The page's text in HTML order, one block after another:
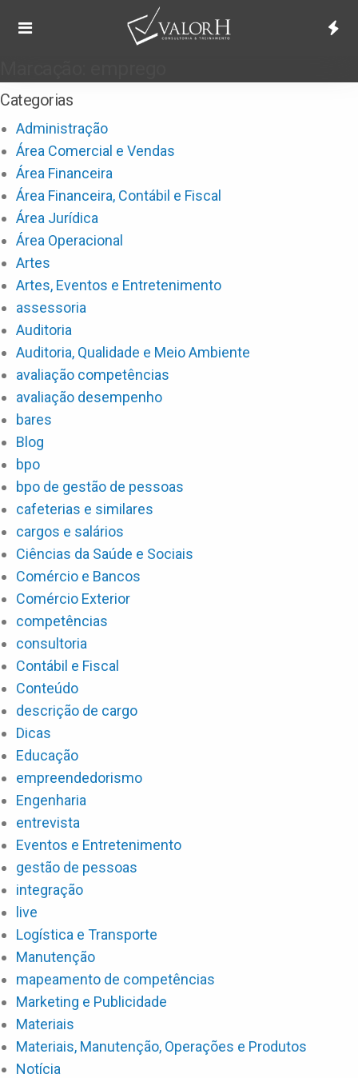
Categorias
Administração
Área Comercial e Vendas
Área Financeira
Área Financeira, Contábil e Fiscal
Área Jurídica
Área Operacional
Artes
Artes, Eventos e Entretenimento
assessoria
Auditoria
Auditoria, Qualidade e Meio Ambiente
avaliação competências
avaliação desempenho
bares
Blog
bpo
bpo de gestão de pessoas
cafeterias e similares
cargos e salários
Ciências da Saúde e Sociais
Comércio e Bancos
Comércio Exterior
competências
consultoria
Contábil e Fiscal
Conteúdo
descrição de cargo
Dicas
Educação
empreendedorismo
Engenharia
entrevista
Eventos e Entretenimento
gestão de pessoas
integração
live
Logística e Transporte
Manutenção
mapeamento de competências
Marketing e Publicidade
Materiais
Materiais, Manutenção, Operações e Produtos
Notícia